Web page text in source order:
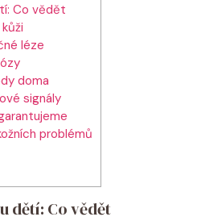
Co vědět
léze
doma
signály
problémů
dětí: Co vědět